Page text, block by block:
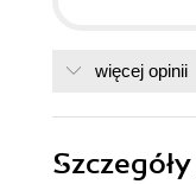
więcej opinii
Szczegóły